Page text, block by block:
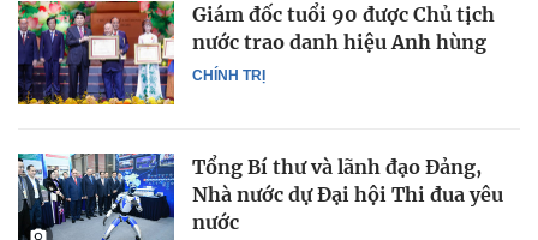
CHÍNH TRỊ
Giám đốc tuổi 90 được Chủ tịch
nước trao danh hiệu Anh hùng
Tổng Bí thư và lãnh đạo Đảng,
Nhà nước dự Đại hội Thi đua yêu
nước